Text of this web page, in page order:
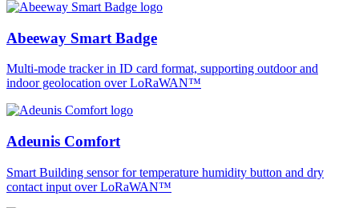
Abeeway Smart Badge
Multi-mode tracker in ID card format, supporting outdoor and
indoor geolocation over LoRaWAN™
Adeunis Comfort
Smart Building sensor for temperature humidity button and dry
contact input over LoRaWAN™